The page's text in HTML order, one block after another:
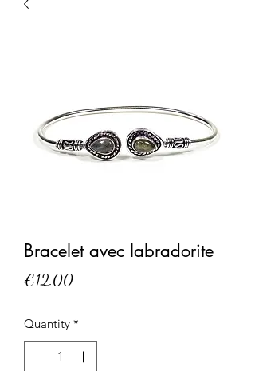
Bracelet avec labradorite
€12.00Price
Quantity *